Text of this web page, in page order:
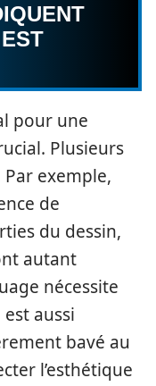
pour une
Plusieurs
exemple,
de
du dessin,
autant
nécessite
aussi
bavé au
l’esthétique